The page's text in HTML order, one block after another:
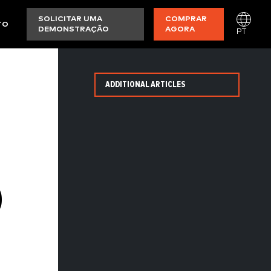
SOLICITAR UMA
DEMONSTRAÇÃO
COMPRAR
AGORA
PT
ADDITIONAL ARTICLES